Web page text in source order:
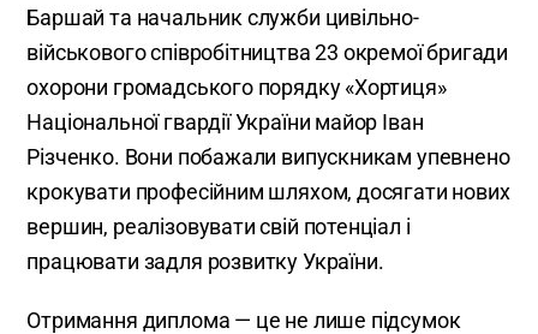
Баршай та начальник служби цивільно-
військового співробітництва 23 окремої бригади
охорони громадського порядку «Хортиця»
Національної гвардії України майор Іван
Різченко. Вони побажали випускникам упевнено
крокувати професійним шляхом, досягати нових
вершин, реалізовувати свій потенціал і
працювати задля розвитку України.
Отримання диплома — це не лише підсумок